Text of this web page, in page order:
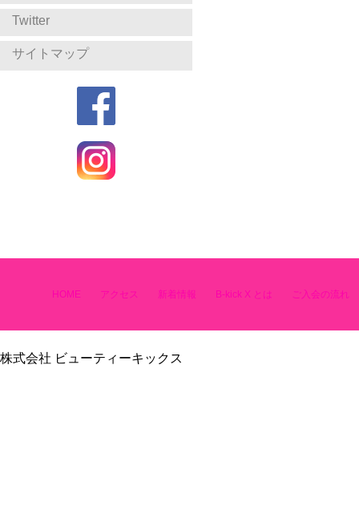
Twitter
サイトマップ
HOME アクセス 新着情報 B-kick X とは ご入会の流れ
株式会社 ビューティーキックス